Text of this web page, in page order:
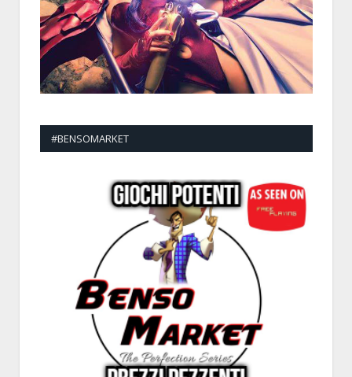
#BENSOMARKET